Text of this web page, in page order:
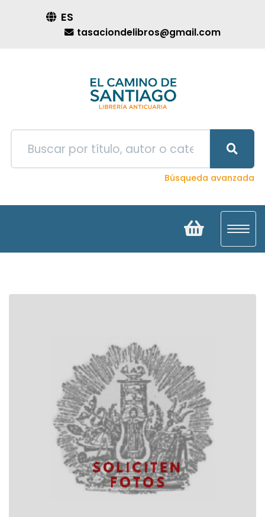
ES
tasaciondelibros@gmail.com
Búsqueda avanzada